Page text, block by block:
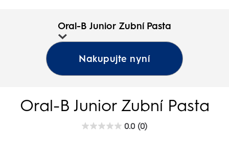
Oral-B Junior Zubní Pasta
Nakupujte nyní
Oral-B Junior Zubní Pasta
0.0 (0)
0.0